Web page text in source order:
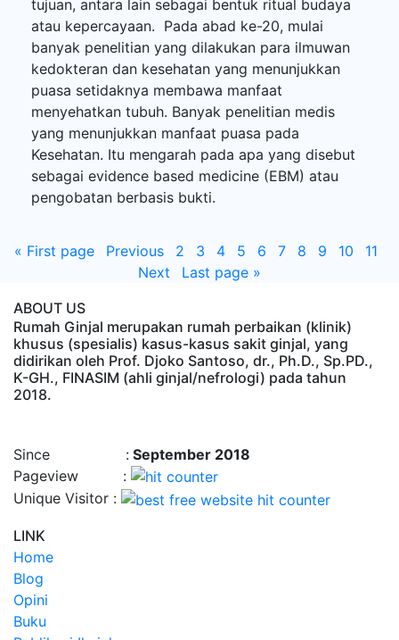
tujuan, antara lain sebagai bentuk ritual budaya
atau kepercayaan. Pada abad ke-20, mulai
banyak penelitian yang dilakukan para ilmuwan
kedokteran dan kesehatan yang menunjukkan
puasa setidaknya membawa manfaat
menyehatkan tubuh. Banyak penelitian medis
yang menunjukkan manfaat puasa pada
Kesehatan. Itu mengarah pada apa yang disebut
sebagai evidence based medicine (EBM) atau
pengobatan berbasis bukti.
« First page Previous 2 3 4 5 6 7 8 9 10
11
Next
Last page »
ABOUT US
Rumah Ginjal merupakan rumah perbaikan (klinik)
khusus (spesialis) kasus-kasus sakit ginjal, yang
didirikan oleh Prof. Djoko Santoso, dr., Ph.D., Sp.PD.,
K-GH., FINASIM (ahli ginjal/nefrologi) pada tahun
2018.
Since : September 2018
Pageview :
Unique Visitor :
LINK
Home
Blog
Opini
Buku